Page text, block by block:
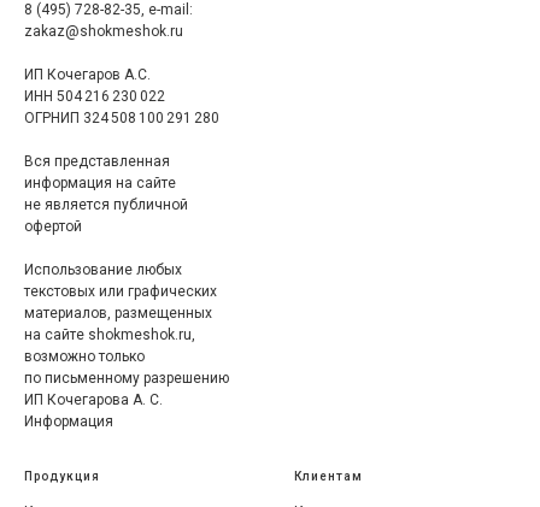
8 (495) 728-82-35, e-mail:
zakaz@shokmeshok.ru
ИП Кочегаров А.С.
ИНН 504 216 230 022
ОГРНИП 324 508 100 291 280
Вся представленная
информация на сайте
не является публичной
офертой
Использование любых
текстовых или графических
материалов, размещенных
на сайте shokmeshok.ru,
возможно только
по письменному разрешению
ИП Кочегарова А. С.
Информация
Продукция Клиентам